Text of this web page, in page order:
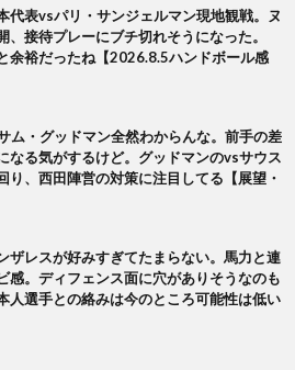
代表vsパリ・サンジェルマン現地観戦。ヌ
、接待プレーにブチ切れそうになった。
余裕だったね【2026.8.5ハンドボール感
ム・グッドマン全然わからんな。前手の差
なる気がするけど。グッドマンのvsサウス
り、西田陣営の対策に注目してる【展望・
ザレスが好みすぎてたまらない。馬力と連
感。ディフェンス面に穴がありそうなのも
人選手との絡みは今のところ可能性は低い